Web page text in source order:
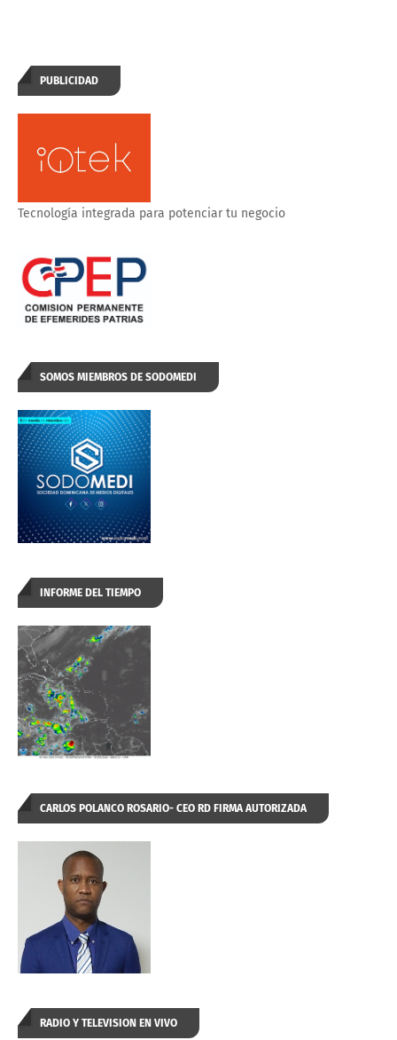
PUBLICIDAD
Tecnología integrada para potenciar tu negocio
SOMOS MIEMBROS DE SODOMEDI
INFORME DEL TIEMPO
CARLOS POLANCO ROSARIO- CEO RD FIRMA AUTORIZADA
RADIO Y TELEVISION EN VIVO